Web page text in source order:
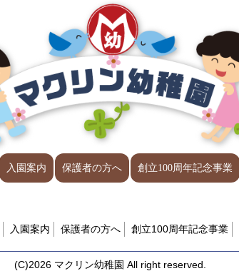
入園案内 保護者の方へ 創立100周年記念事業
入園案内 保護者の方へ 創立100周年記念事業
(C)2026 マクリン幼稚園 All right reserved.